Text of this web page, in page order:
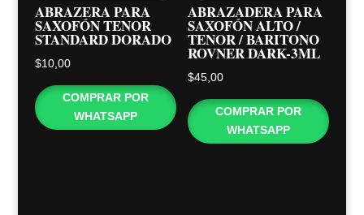
ABRAZERA PARA
SAXOFÓN TENOR
STANDARD DORADO
$10,00
COMPRAR POR
WHATSAPP
ABRAZADERA PARA
SAXOFÓN ALTO /
TENOR / BARITONO
ROVNER DARK-3ML
$45,00
COMPRAR POR
WHATSAPP